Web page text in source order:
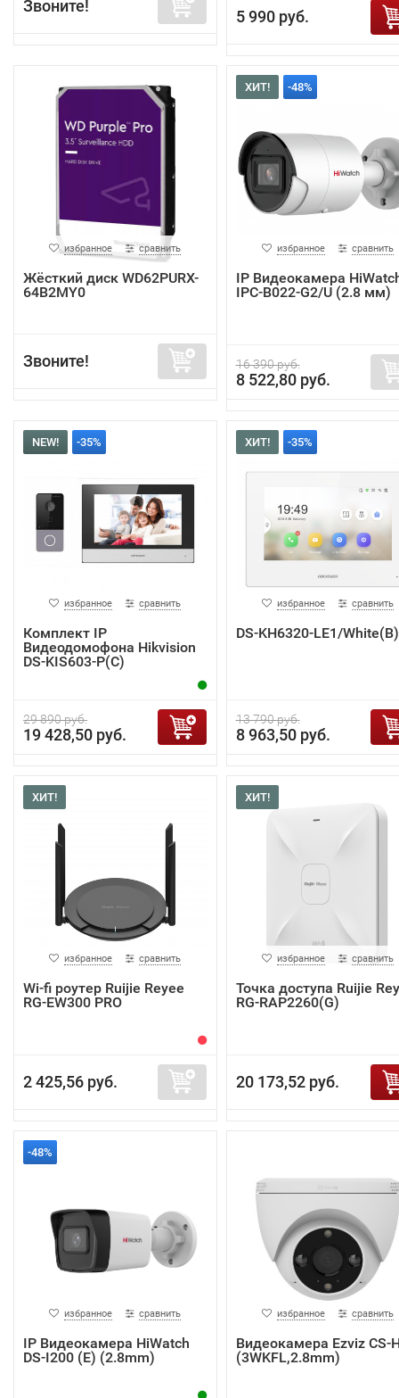
Звоните!
5 990 руб.
избранное сравнить
Жёсткий диск WD62PURX-
64B2MY0
Звоните!
ХИТ! -48%
избранное сравнить
IP Видеокамера
IPC-B022-G2/U (2.8 мм)
16 390 руб.
8 522,80 руб.
NEW! -35%
избранное сравнить
Комплект IP
Видеодомофона Hikvision
DS-KIS603-P(C)
29 890 руб.
19 428,50 руб.
ХИТ! -35%
избранное сравнить
DS-KH6320-LE1/White(B)
13 790 руб.
8 963,50 руб.
ХИТ!
избранное сравнить
Wi-fi роутер Ruijie Reyee
RG-EW300 PRO
2 425,56 руб.
ХИТ!
избранное сравнить
Точка доступа Ruijie
RG-RAP2260(G)
20 173,52 руб.
-48%
избранное сравнить
IP Видеокамера HiWatch
DS-I200 (E) (2.8mm)
избранное сравнить
Видеокамера Ezviz CS-
(3WKFL,2.8mm)